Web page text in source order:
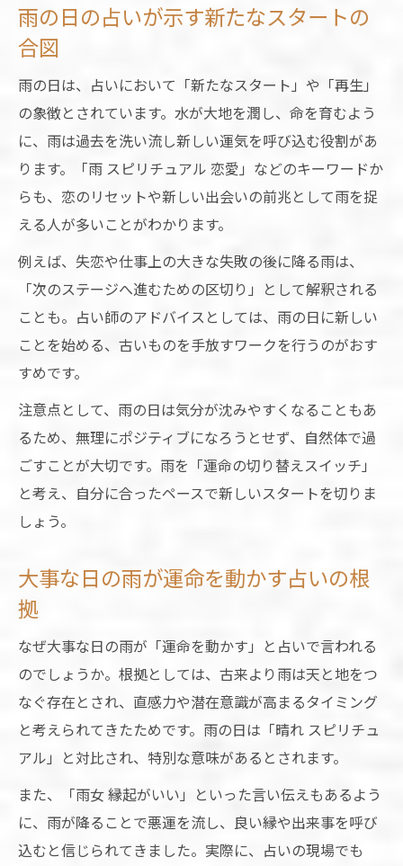
雨の日の占いが示す新たなスタートの
合図
雨の日は、占いにおいて「新たなスタート」や「再生」
の象徴とされています。水が大地を潤し、命を育むよう
に、雨は過去を洗い流し新しい運気を呼び込む役割があ
ります。「雨 スピリチュアル 恋愛」などのキーワードか
らも、恋のリセットや新しい出会いの前兆として雨を捉
える人が多いことがわかります。
例えば、失恋や仕事上の大きな失敗の後に降る雨は、
「次のステージへ進むための区切り」として解釈される
ことも。占い師のアドバイスとしては、雨の日に新しい
ことを始める、古いものを手放すワークを行うのがおす
すめです。
注意点として、雨の日は気分が沈みやすくなることもあ
るため、無理にポジティブになろうとせず、自然体で過
ごすことが大切です。雨を「運命の切り替えスイッチ」
と考え、自分に合ったペースで新しいスタートを切りま
しょう。
大事な日の雨が運命を動かす占いの根
拠
なぜ大事な日の雨が「運命を動かす」と占いで言われる
のでしょうか。根拠としては、古来より雨は天と地をつ
なぐ存在とされ、直感力や潜在意識が高まるタイミング
と考えられてきたためです。雨の日は「晴れ スピリチュ
アル」と対比され、特別な意味があるとされます。
また、「雨女 縁起がいい」といった言い伝えもあるよう
に、雨が降ることで悪運を流し、良い縁や出来事を呼び
込むと信じられてきました。実際に、占いの現場でも